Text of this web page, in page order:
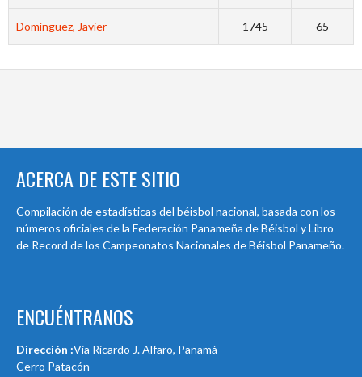
Domínguez, Javier 1745 65
ACERCA DE ESTE SITIO
Compilación de estadísticas del béisbol nacional, basada con los
números oficiales de la Federación Panameña de Béisbol y Libro
de Record de los Campeonatos Nacionales de Béisbol Panameño.
ENCUÉNTRANOS
Dirección :Via Ricardo J. Alfaro, Panamá
Cerro Patacón